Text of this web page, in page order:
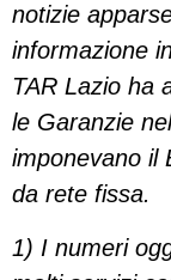
notizie
informazione
TAR Lazio ha
le Garanzie
imponevano il
da rete fissa.
1) I numeri